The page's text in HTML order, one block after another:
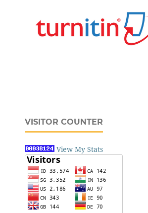
VISITOR COUNTER
View My Stats